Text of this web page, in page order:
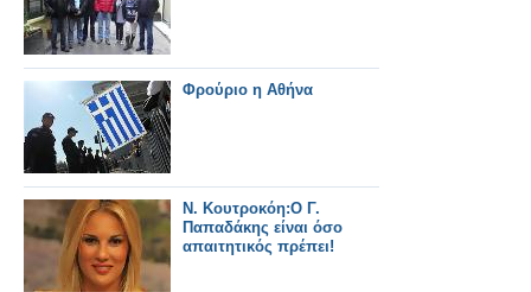
Φρούριο η Αθήνα
Ν. Κουτροκόη:Ο Γ.
Παπαδάκης είναι όσο
απαιτητικός πρέπει!